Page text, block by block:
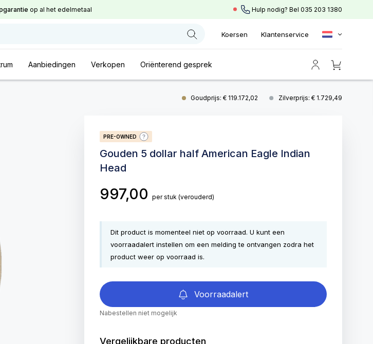
op al het edelmetaal Hulp nodig? Bel 035 203 1380
Koersen Klantenservice
Aanbiedingen Verkopen Oriënterend gesprek
Goudprijs: € 119.172,02 Zilverprijs: € 1.729,49
PRE-OWNED
Gouden 5 dollar half American Eagle Indian
Head
997,00 per stuk (verouderd)
Dit product is momenteel niet op voorraad. U kunt een
voorraadalert instellen om een melding te ontvangen zodra het
product weer op voorraad is.
Voorraadalert
Nabestellen niet mogelijk
Vergelijkbare producten